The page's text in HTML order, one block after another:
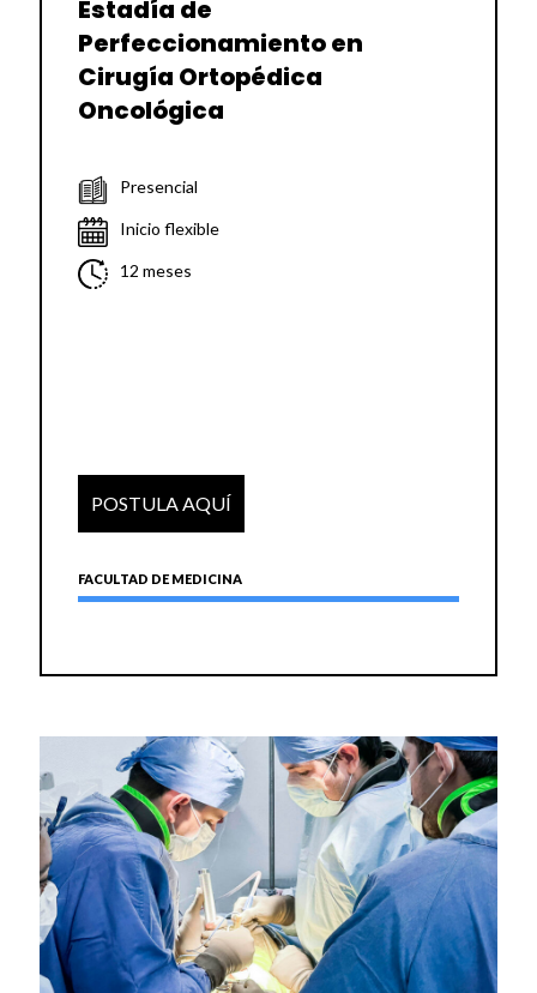
Estadía de
Perfeccionamiento en
Cirugía Ortopédica
Oncológica
Presencial
Inicio flexible
12 meses
POSTULA AQUÍ
FACULTAD DE MEDICINA